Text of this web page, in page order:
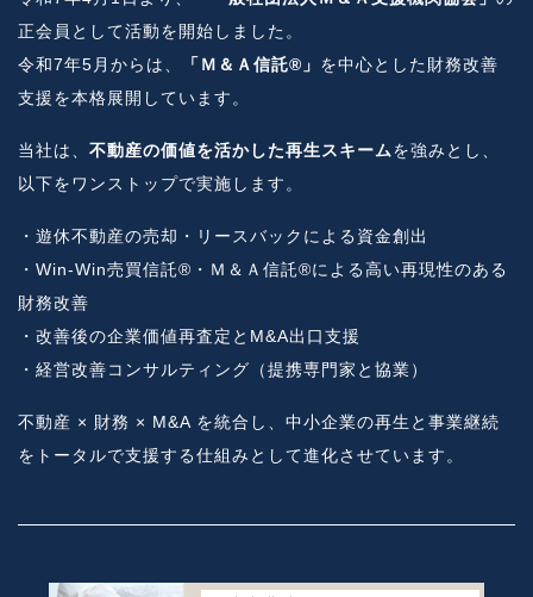
正会員として活動を開始しました。
令和7年5月からは、
「Ｍ＆Ａ信託®」 を中心とした財務改善
支援を本格展開しています。
当社は、 不動産の価値を活かした再生スキームを強みとし、
以下をワンストップで実施します。
・遊休不動産の売却・リースバックによる資金創出
・Win-Win売買信託®・Ｍ＆Ａ信託®による高い再現性のある
財務改善
・改善後の企業価値再査定とM&A出口支援
・経営改善コンサルティング（提携専門家と協業）
不動産 × 財務 × M&A を統合し、中小企業の再生と事業継続
をトータルで支援する仕組みとして進化させています。